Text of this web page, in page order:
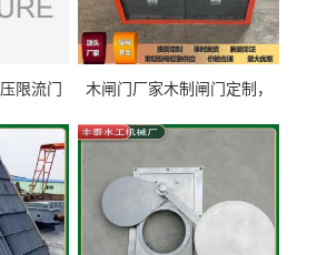
限流门
木闸门厂家木制闸门定制，
型号齐全